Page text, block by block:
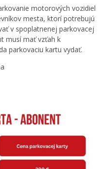
motorových vozidiel
mesta, ktorí potrebujú
v spoplatnenej parkovacej
musí mať vzťah k
parkovaciu kartu vydať.